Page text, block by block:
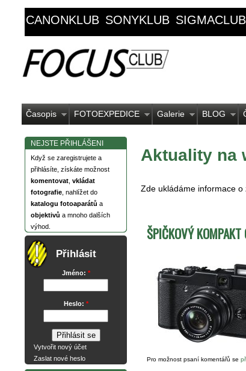
CANONKLUB SONYKLUB SIGMACLUB
Časopis FOTOEXPEDICE Galerie BLOG
NEJSTE PŘIHLÁŠENI
Když se zaregistrujete a
přihlásíte, získáte možnost
komentovat vkládat
fotografie , nahlížet do
katalogu fotoaparátů a
objektivů a mnoho dalších
výhod.
Přihlásit
Jméno: *
Heslo: *
Vytvořit nový účet
Zaslat nové heslo
Aktuality na
Zde ukládáme informace o
ŠPIČKOVÝ
Pro možnost psaní komentářů se